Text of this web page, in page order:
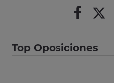
Top Oposiciones